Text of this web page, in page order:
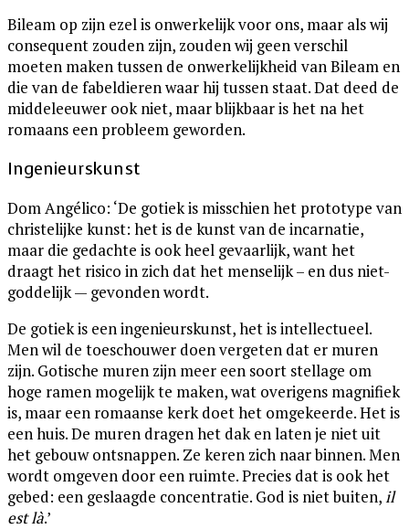
Bileam op zijn ezel is onwerkelijk voor ons, maar als wij
consequent zouden zijn, zouden wij geen verschil
moeten maken tussen de onwerkelijkheid van Bileam en
die van de fabeldieren waar hij tussen staat. Dat deed de
middeleeuwer ook niet, maar blijkbaar is het na het
romaans een probleem geworden.
Ingenieurskunst
Dom Angélico: ‘De gotiek is misschien het prototype van
christelijke kunst: het is de kunst van de incarnatie,
maar die gedachte is ook heel gevaarlijk, want het
draagt het risico in zich dat het menselijk – en dus niet-
goddelijk — gevonden wordt.
De gotiek is een ingenieurskunst, het is intellectueel.
Men wil de toeschouwer doen vergeten dat er muren
zijn. Gotische muren zijn meer een soort stellage om
hoge ramen mogelijk te maken, wat overigens magnifiek
is, maar een romaanse kerk doet het omgekeerde. Het is
een huis. De muren dragen het dak en laten je niet uit
het gebouw ontsnappen. Ze keren zich naar binnen. Men
wordt omgeven door een ruimte. Precies dat is ook het
gebed: een geslaagde concentratie. God is niet buiten,il
est là.’